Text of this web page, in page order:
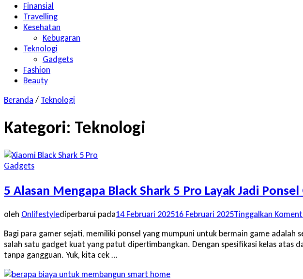
Finansial
Travelling
Kesehatan
Kebugaran
Teknologi
Gadgets
Fashion
Beauty
Beranda / Teknologi
Kategori: Teknologi
Gadgets
5 Alasan Mengapa Black Shark 5 Pro Layak Jadi
oleh Onlifestylediperbarui pada14 Februari 202516 Februari 2025Tinggalkan
Bagi para gamer sejati, memiliki ponsel yang mumpuni untuk bermain game adalah
salah satu gadget kuat yang patut dipertimbangkan. Dengan spesifikasi kelas atas
tanpa gangguan. Yuk, kita cek …